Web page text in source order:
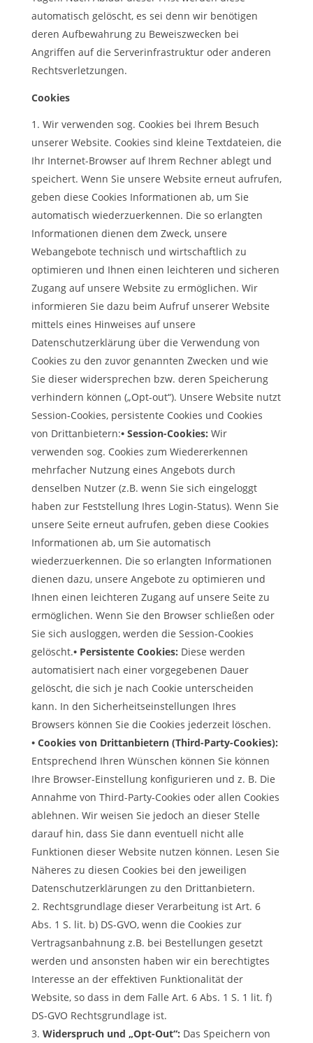
automatisch gelöscht, es sei denn wir benötigen
deren Aufbewahrung zu Beweiszwecken bei
Angriffen auf die Serverinfrastruktur oder anderen
Rechtsverletzungen.
Cookies
Wir verwenden sog. Cookies bei Ihrem Besuch
unserer Website. Cookies sind kleine Textdateien, die
Ihr Internet-Browser auf Ihrem Rechner ablegt und
speichert. Wenn Sie unsere Website erneut aufrufen,
geben diese Cookies Informationen ab, um Sie
automatisch wiederzuerkennen. Die so erlangten
Informationen dienen dem Zweck, unsere
Webangebote technisch und wirtschaftlich zu
optimieren und Ihnen einen leichteren und sicheren
Zugang auf unsere Website zu ermöglichen. Wir
informieren Sie dazu beim Aufruf unserer Website
mittels eines Hinweises auf unsere
Datenschutzerklärung über die Verwendung von
Cookies zu den zuvor genannten Zwecken und wie
Sie dieser widersprechen bzw. deren Speicherung
verhindern können („Opt-out“). Unsere Website nutzt
Session-Cookies, persistente Cookies und Cookies
von Drittanbietern:• Session-Cookies: Wir
verwenden sog. Cookies zum Wiedererkennen
mehrfacher Nutzung eines Angebots durch
denselben Nutzer (z.B. wenn Sie sich eingeloggt
haben zur Feststellung Ihres Login-Status). Wenn Sie
unsere Seite erneut aufrufen, geben diese Cookies
Informationen ab, um Sie automatisch
wiederzuerkennen. Die so erlangten Informationen
dienen dazu, unsere Angebote zu optimieren und
Ihnen einen leichteren Zugang auf unsere Seite zu
ermöglichen. Wenn Sie den Browser schließen oder
Sie sich ausloggen, werden die Session-Cookies
gelöscht.• Persistente Cookies: Diese werden
automatisiert nach einer vorgegebenen Dauer
gelöscht, die sich je nach Cookie unterscheiden
kann. In den Sicherheitseinstellungen Ihres
Browsers können Sie die Cookies jederzeit löschen.
• Cookies von Drittanbietern (Third-Party-Cookies):
Entsprechend Ihren Wünschen können Sie können
Ihre Browser-Einstellung konfigurieren und z. B. Die
Annahme von Third-Party-Cookies oder allen Cookies
ablehnen. Wir weisen Sie jedoch an dieser Stelle
darauf hin, dass Sie dann eventuell nicht alle
Funktionen dieser Website nutzen können. Lesen Sie
Näheres zu diesen Cookies bei den jeweiligen
Datenschutzerklärungen zu den Drittanbietern.
Rechtsgrundlage dieser Verarbeitung ist Art. 6
Abs. 1 S. lit. b) DS-GVO, wenn die Cookies zur
Vertragsanbahnung z.B. bei Bestellungen gesetzt
werden und ansonsten haben wir ein berechtigtes
Interesse an der effektiven Funktionalität der
Website, so dass in dem Falle Art. 6 Abs. 1 S. 1 lit. f)
DS-GVO Rechtsgrundlage ist.
Widerspruch und „Opt-Out“: Das Speichern von